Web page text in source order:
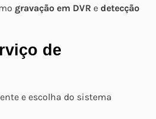
gravação em DVR e detecção
de
e escolha do sistema